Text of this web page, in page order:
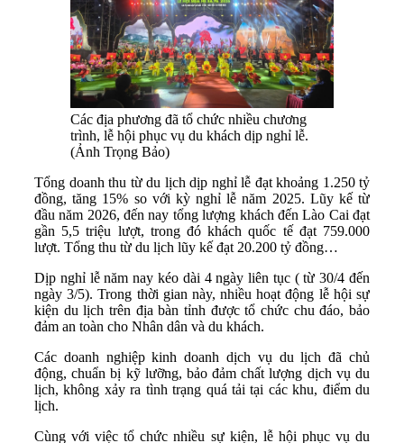
Các địa phương đã tổ chức nhiều chương
trình, lễ hội phục vụ du khách dịp nghỉ lễ.
(Ảnh Trọng Bảo)
Tổng doanh thu từ du lịch dịp nghỉ lễ đạt khoảng 1.250 tỷ
đồng, tăng 15% so với kỳ nghỉ lễ năm 2025. Lũy kế từ
đầu năm 2026, đến nay tổng lượng khách đến Lào Cai đạt
gần 5,5 triệu lượt, trong đó khách quốc tế đạt 759.000
lượt. Tổng thu từ du lịch lũy kế đạt 20.200 tỷ đồng…
Dịp nghỉ lễ năm nay kéo dài 4 ngày liên tục ( từ 30/4 đến
ngày 3/5). Trong thời gian này, nhiều hoạt động lễ hội sự
kiện du lịch trên địa bàn tỉnh được tổ chức chu đáo, bảo
đảm an toàn cho Nhân dân và du khách.
Các doanh nghiệp kinh doanh dịch vụ du lịch đã chủ
động, chuẩn bị kỹ lưỡng, bảo đảm chất lượng dịch vụ du
lịch, không xảy ra tình trạng quá tải tại các khu, điểm du
lịch.
Cùng với việc tổ chức nhiều sự kiện, lễ hội phục vụ du